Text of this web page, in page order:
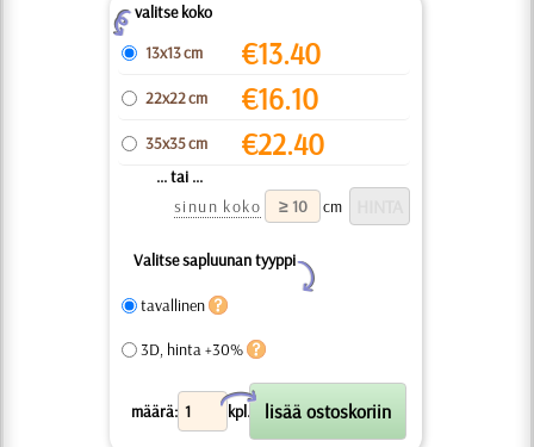
Zvalitse koko
13x13 cm
€13.40
22x22 cm €16.10
35x35 cm €22.40
... tai ...
sinun koko
cm
Valitse sapluunan tyyppi
Y
tavallinen
3D, hinta +30%
määrä: kpl.
X